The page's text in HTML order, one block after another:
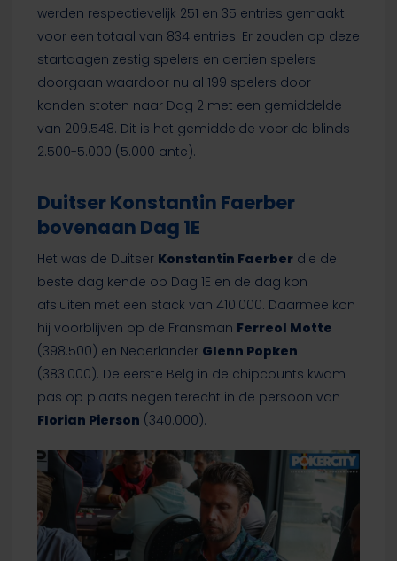
werden respectievelijk 251 en 35 entries gemaakt
voor een totaal van 834 entries. Er zouden op deze
startdagen zestig spelers en dertien spelers
doorgaan waardoor nu al 199 spelers door
konden stoten naar Dag 2 met een gemiddelde
van 209.548. Dit is het gemiddelde voor de blinds
2.500-5.000 (5.000 ante).
Duitser Konstantin Faerber
bovenaan Dag 1E
Het was de Duitser Konstantin Faerberdie de
beste dag kende op Dag 1E en de dag kon
afsluiten met een stack van 410.000. Daarmee kon
hij voorblijven op de Fransman Ferreol Motte
(398.500) en Nederlander Glenn Popken
(383.000). De eerste Belg in de chipcounts kwam
pas op plaats negen terecht in de persoon van
Florian Pierson (340.000).